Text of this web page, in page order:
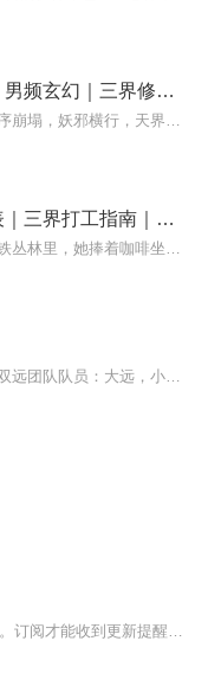
完结｜师徒寻鼎平三界｜男频玄幻｜三界修仙｜组团打怪
摸鱼判官爆改三界考勤表｜三界打工指南｜爆笑职场修仙